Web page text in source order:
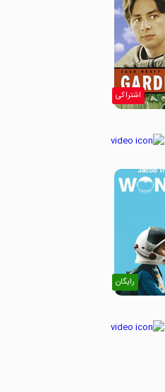
اشتراکی
رایگان